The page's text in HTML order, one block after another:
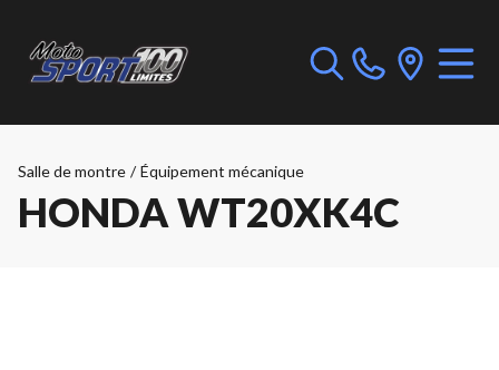
Salle de montre / Équipement mécanique
HONDA WT20XK4C